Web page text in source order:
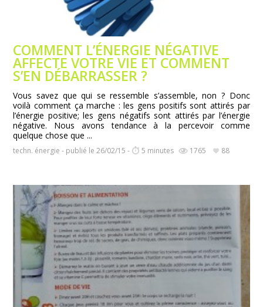
COMMENT L’ÉNERGIE NÉGATIVE
AFFECTE VOTRE VIE ET COMMENT
S’EN DÉBARRASSER ?
Vous savez que qui se ressemble s’assemble, non ? Donc
voilà comment ça marche : les gens positifs sont attirés par
l’énergie positive; les gens négatifs sont attirés par l’énergie
négative. Nous avons tendance à la percevoir comme
quelque chose que ...
techn. énergie - publié le 26/02/15 - 5 minutes 1765 88